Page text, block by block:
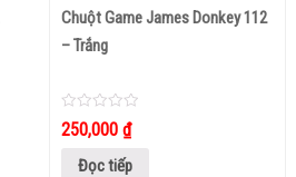
Chuột Game James Donkey 112
– Trắng
0
out
250,000 ₫
Đọc tiếp